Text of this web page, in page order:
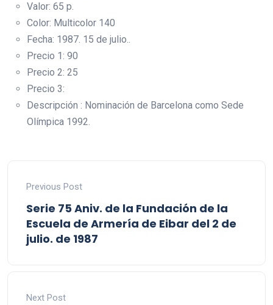
Valor: 65 p.
Color: Multicolor 140
Fecha: 1987. 15 de julio..
Precio 1: 90
Precio 2: 25
Precio 3:
Descripción : Nominación de Barcelona como Sede
Olímpica 1992.
Previous Post
Serie 75 Aniv. de la Fundación de la
Escuela de Armería de Eibar del 2 de
julio. de 1987
Next Post